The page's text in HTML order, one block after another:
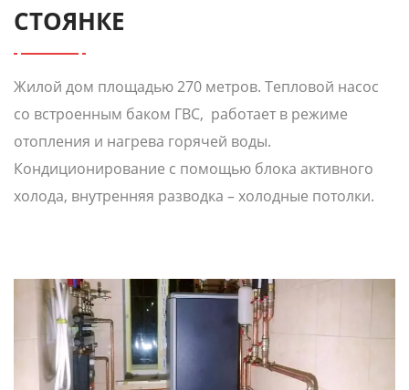
СТОЯНКЕ
Жилой дом площадью 270 метров. Тепловой насос
со встроенным баком ГВС, работает в режиме
отопления и нагрева горячей воды.
Кондиционирование с помощью блока активного
холода, внутренняя разводка – холодные потолки.